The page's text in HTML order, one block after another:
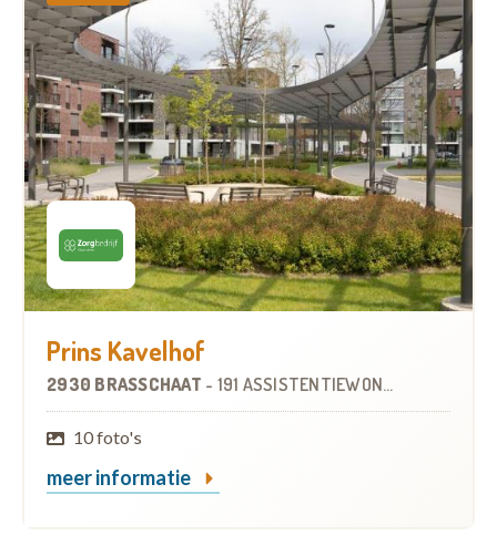
Prins Kavelhof
2930 BRASSCHAAT - 191 ASSISTENTIEWONINGEN
10 foto's
meer informatie